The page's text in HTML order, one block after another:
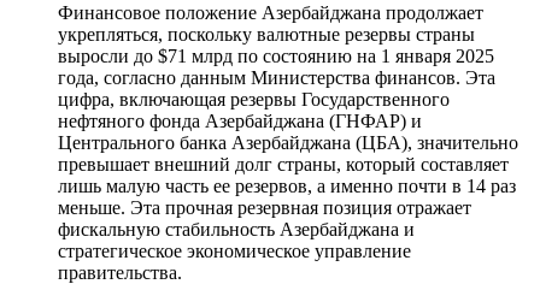
Финансовое положение Азербайджана продолжает
укрепляться, поскольку валютные резервы страны
выросли до $71 млрд по состоянию на 1 января 2025
года, согласно данным Министерства финансов. Эта
цифра, включающая резервы Государственного
нефтяного фонда Азербайджана (ГНФАР) и
Центрального банка Азербайджана (ЦБА), значительно
превышает внешний долг страны, который составляет
лишь малую часть ее резервов, а именно почти в 14 раз
меньше. Эта прочная резервная позиция отражает
фискальную стабильность Азербайджана и
стратегическое экономическое управление
правительства.